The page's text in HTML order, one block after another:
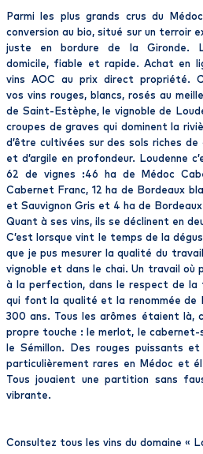
Parmi les plus grands crus du
conversion au bio, situé sur un terroir
juste en bordure de la Gironde.
domicile, fiable et rapide. Achat en
vins AOC au prix direct propriété.
vos vins rouges, blancs, rosés au
de Saint-Estèphe, le vignoble de
croupes de graves qui dominent la
d’être cultivées sur des sols riches de
et d’argile en profondeur. Loudenne
62 de vignes :46 ha de Médoc
Cabernet Franc, 12 ha de Bordeaux
et Sauvignon Gris et 4 ha de
Quant à ses vins, ils se déclinent en
C’est lorsque vint le temps de la
que je pus mesurer la qualité du
vignoble et dans le chai. Un travail où
à la perfection, dans le respect de
qui font la qualité et la renommée de
300 ans. Tous les arômes étaient là,
propre touche : le merlot, le cabernet-
le Sémillon. Des rouges puissants
particulièrement rares en Médoc et
Tous jouaient une partition sans
vibrante.
Consultez tous les vins du domaine «